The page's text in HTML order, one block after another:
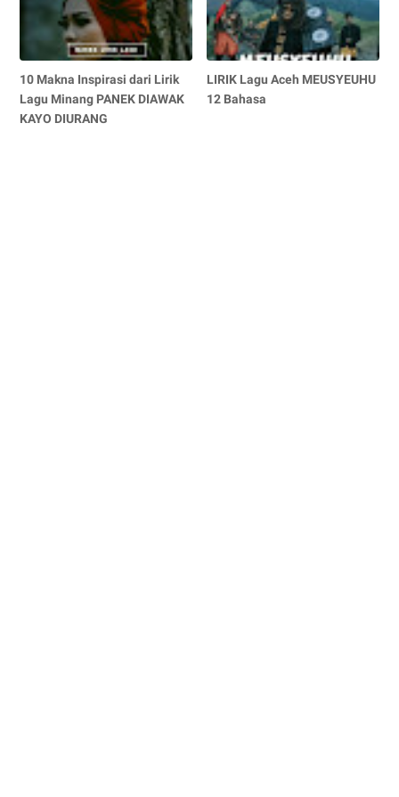
10 Makna Inspirasi dari Lirik
Lagu Minang PANEK DIAWAK
KAYO DIURANG
LIRIK Lagu Aceh MEUSYEUHU
12 Bahasa